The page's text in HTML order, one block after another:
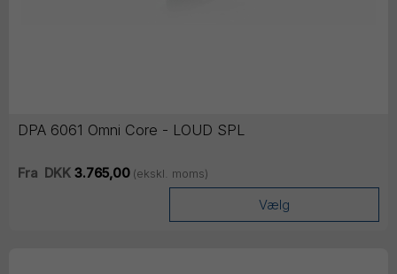
DPA 6061 Omni Core - LOUD SPL
Fra DKK3.765,00 (ekskl. moms)
Vælg